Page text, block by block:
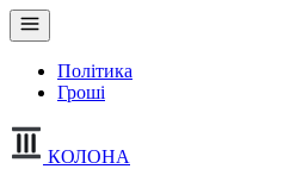
Політика
Гроші
КОЛОНА